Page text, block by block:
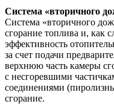
Система «вторичного
Система «вторичного
сгорание топлива и, как
эффективность
за счет подачи
верхнюю часть камеры
с несгоревшими
соединениями
сгорание.